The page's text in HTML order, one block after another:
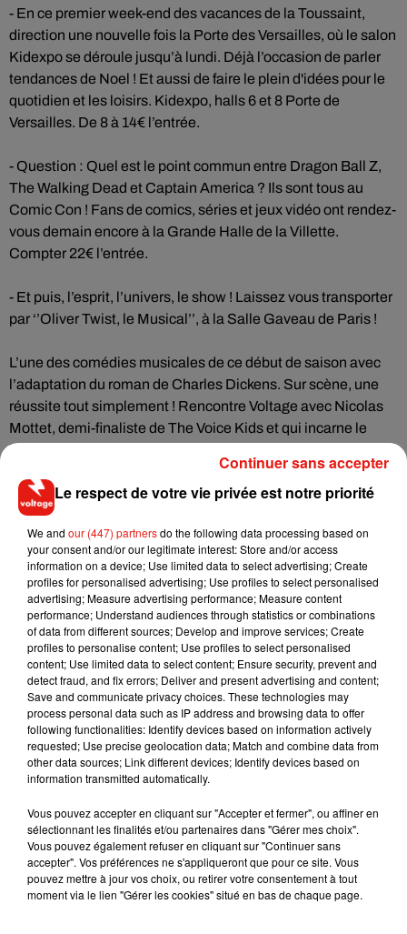
- En ce premier week-end des vacances de la Toussaint,
direction une nouvelle fois la Porte des Versailles, où le salon
Kidexpo se déroule jusqu’à lundi. Déjà l’occasion de parler
tendances de Noel ! Et aussi de faire le plein d'idées pour le
quotidien et les loisirs. Kidexpo, halls 6 et 8 Porte de
Versailles. De 8 à 14€ l’entrée.
- Question : Quel est le point commun entre Dragon Ball Z,
The Walking Dead et Captain America ? Ils sont tous au
Comic Con ! Fans de comics, séries et jeux vidéo ont rendez-
vous demain encore à la Grande Halle de la Villette.
Compter 22€ l’entrée.
- Et puis, l’esprit, l’univers, le show ! Laissez vous transporter
par ‘’Oliver Twist, le Musical’’, à la Salle Gaveau de Paris !
L’une des comédies musicales de ce début de saison avec
l’adaptation du roman de Charles Dickens. Sur scène, une
réussite tout simplement ! Rencontre Voltage avec Nicolas
Mottet, demi-finaliste de The Voice Kids et qui incarne le
jeune orphelin Oliver Twist. Mais aussi avec Prisca
Démarrez, qui incarne Nancy, qui se prend d’amitié pour le
jeune Oliver. Confidences sur l’antenne de Voltage. ‘’Oliver
Twist, le Musical’’, prolongation jusqu’au 31 décembre à la
Salle Gaveau. Infos et résas surolivertwist-lemusical.fr!
Bon week-end sur Voltage !
Ecouter Bons Plans Loisirs 22/10/2016
Musique
7 août 2026
RÜFÜS DU SOL annonce un nouvel
album après sa tournée mondiale
Le respect de votre vie privée est notre priorité
We and our (447) partnersdo the following data processing based on
your consent and/or our legitimate interest: Store and/or access
information on a device; Use limited data to select advertising; Create
profiles for personalised advertising; Use profiles to select personalised
advertising; Measure advertising performance; Measure content
performance; Understand audiences through statistics or combinations
of data from different sources; Develop and improve services; Create
profiles to personalise content; Use profiles to select personalised
content; Use limited data to select content; Ensure security, prevent and
detect fraud, and fix errors; Deliver and present advertising and content;
Save and communicate privacy choices. These technologies may
process personal data such as IP address and browsing data to offer
following functionalities: Identify devices based on information actively
requested; Use precise geolocation data; Match and combine data from
other data sources; Link different devices; Identify devices based on
information transmitted automatically.
Vous pouvez accepter en cliquant sur "Accepter et fermer", ou affiner en
sélectionnant les finalités et/ou partenaires dans "Gérer mes choix".
Vous pouvez également refuser en cliquant sur "Continuer sans
accepter". Vos préférences ne s'appliqueront que pour ce site. Vous
pouvez mettre à jour vos choix, ou retirer votre consentement à tout
moment via le lien "Gérer les cookies" situé en bas de chaque page.
Continuer sans accepter